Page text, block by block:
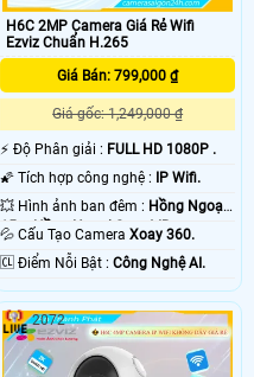
H6C 2MP Camera Giá Rẻ Wifi
Ezviz Chuẩn H.265
Giá Bán: 799,000 ₫
Giá gốc: 1,249,000 ₫
️⚡ Độ Phân giải : FULL HD 1080P .
🌠 Tích hợp công nghệ :
IP Wifi.
💥 Hình ảnh ban đêm : Hồng Ngoại
15m Hồng Ngoại Smart IR.
💦 Cấu Tạo CameraXoay 360.
️🆑 Điểm Nỗi Bật :Công Nghệ AI.
2072